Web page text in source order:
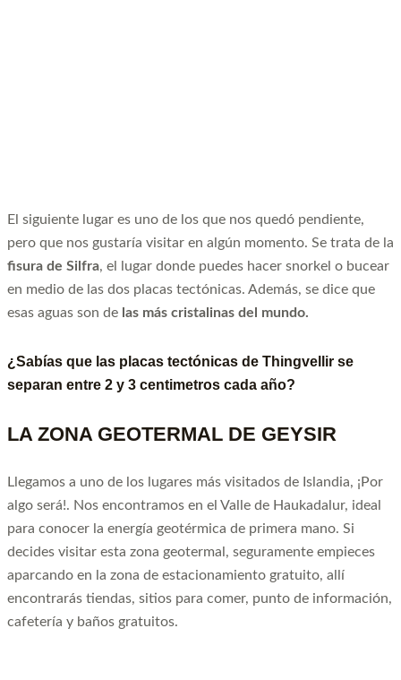
El siguiente lugar es uno de los que nos quedó pendiente,
pero que nos gustaría visitar en algún momento. Se trata de la
fisura de Silfra, el lugar donde puedes hacer snorkel o bucear
en medio de las dos placas tectónicas. Además, se dice que
esas aguas son de las más cristalinas del mundo.
¿Sabías que las placas tectónicas de Thingvellir se
separan entre 2 y 3 centimetros cada año?
LA ZONA GEOTERMAL DE GEYSIR
Llegamos a uno de los lugares más visitados de Islandia, ¡Por
algo será!. Nos encontramos en el Valle de Haukadalur, ideal
para conocer la energía geotérmica de primera mano. Si
decides visitar esta zona geotermal, seguramente empieces
aparcando en la zona de estacionamiento gratuito, allí
encontrarás tiendas, sitios para comer, punto de información,
cafetería y baños gratuitos.